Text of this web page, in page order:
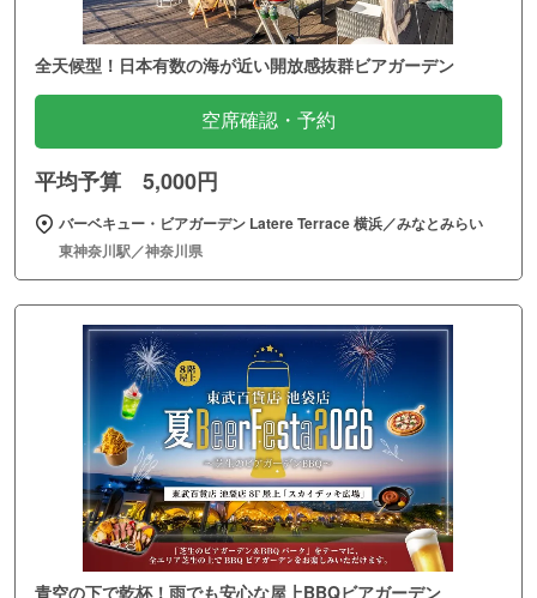
全天候型！日本有数の海が近い開放感抜群ビアガーデン
空席確認・予約
平均予算 5,000円
バーベキュー・ビアガーデン Latere Terrace 横浜／みなとみらい
東神奈川駅／神奈川県
青空の下で乾杯！雨でも安心な屋上BBQビアガーデン